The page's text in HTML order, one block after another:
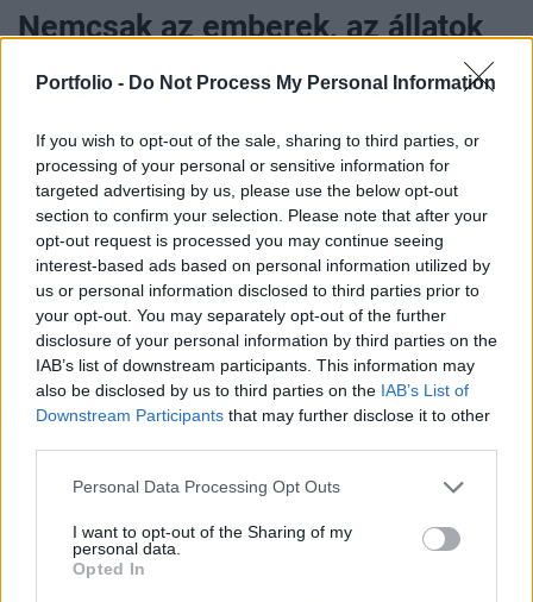
Portfolio - Do Not Process My Personal Information
If you wish to opt-out of the sale, sharing to third parties, or
processing of your personal or sensitive information for
targeted advertising by us, please use the below opt-out
section to confirm your selection. Please note that after your
opt-out request is processed you may continue seeing
interest-based ads based on personal information utilized by
us or personal information disclosed to third parties prior to
your opt-out. You may separately opt-out of the further
disclosure of your personal information by third parties on the
IAB’s list of downstream participants. This information may
also be disclosed by us to third parties on the IAB’s List of
Downstream Participants that may further disclose it to other
Personal Data Processing Opt Outs
I want to opt-out of the Sharing of my
personal data.
Opted In
Nemcsak az emberek, az állatok
is éheznek a Gázai övezetben
2024. január 01. 16:48
Nemcsak az emberek, az állatok is éheznek a
Gázai övezet egy állatkertjében, ahol rengeteg
lakos keres menedéket az izraeli offenzíva elől. A
rafahi magánállatkert tulajdonosai attól tartanak,
hogy az oroszlánjaik elpusztulnak a háború
végére.
A Gázai övezet 2,3 millió lakosának többsége elhagyta
otthonát a bombázások miatt, amelyek a régió nagy részét
romba döntötték. Sokan a déli Rafah városában találtak
foglalnak el. A rafahi állatkertben elszegényedett gázaiak
sokasága keresett menedéket az alultáplált majmok,